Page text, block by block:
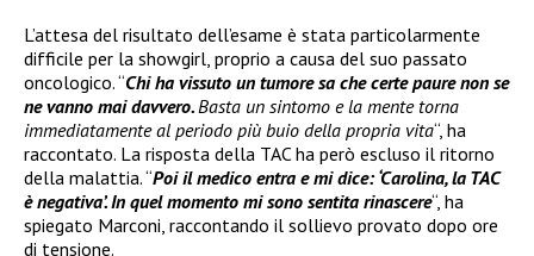
L’attesa del risultato dell’esame è stata particolarmente
difficile per la showgirl, proprio a causa del suo passato
oncologico. “Chi ha vissuto un tumore sa che certe paure non se
ne vanno mai davvero. Basta un sintomo e la mente torna
immediatamente al periodo più buio della propria vita“, ha
raccontato. La risposta della TAC ha però escluso il ritorno
della malattia. “Poi il medico entra e mi dice: ‘Carolina, la TAC
è negativa’. In quel momento mi sono sentita rinascere“, ha
spiegato Marconi, raccontando il sollievo provato dopo ore
di tensione.